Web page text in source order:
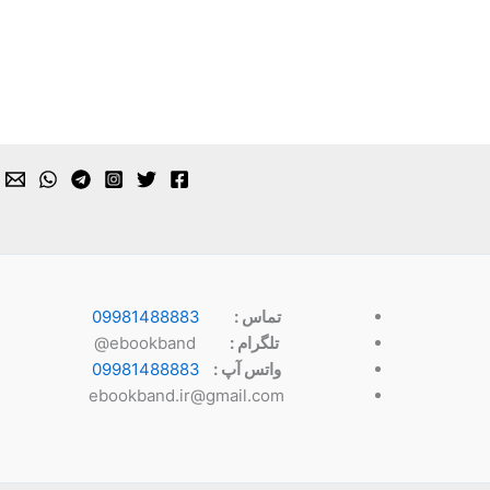
تماس :
09981488883
تلگرام :
واتس آپ :
09981488883
ebookband.ir@gmail.com